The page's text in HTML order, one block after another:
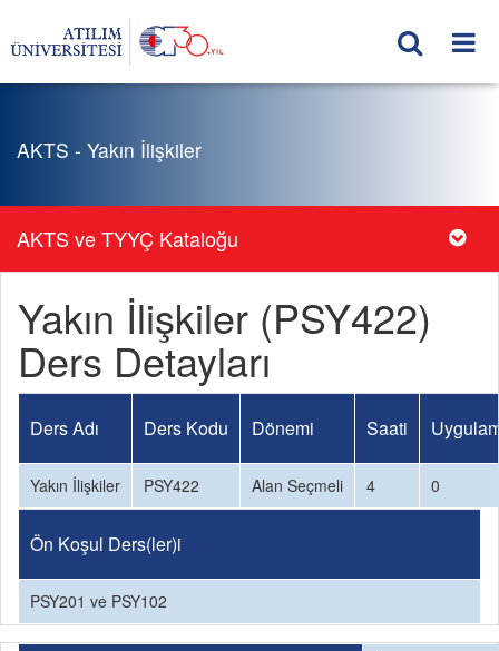
AKTS - Yakın İlişkiler
AKTS ve TYYÇ Kataloğu
Yakın İlişkiler (PSY422)
Ders Detayları
Ders Adı Ders Kodu Dönemi Saati
Yakın İlişkiler PSY422 Alan Seçmeli 4 0
Ön Koşul Ders(ler)i
PSY201 ve PSY102